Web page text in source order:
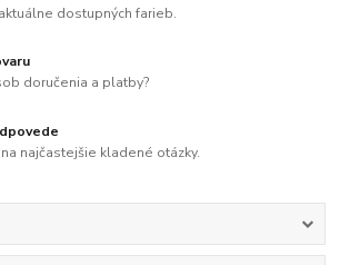
dostupných farieb.
doručenia a platby?
najčastejšie kladené otázky.